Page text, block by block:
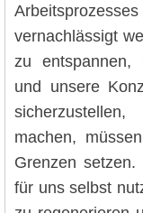
vernachlässigt
zu entspannen,
und unsere
machen,
Grenzen
für uns selbst